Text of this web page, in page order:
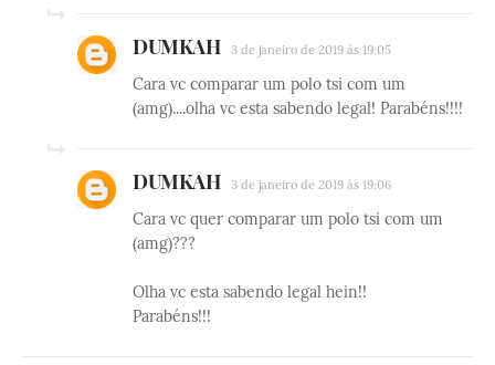
DUMKAH 3 de janeiro de 2019 às 19:05
Cara vc comparar um polo tsi com um
(amg)....olha vc esta sabendo legal! Parabéns!!!!
DUMKAH 3 de janeiro de 2019 às 19:06
Cara vc quer comparar um polo tsi com um
(amg)???
Olha vc esta sabendo legal hein!!
Parabéns!!!